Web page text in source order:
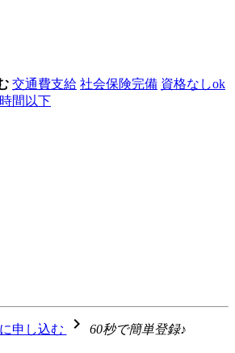
交通費支給 社会保険完備 資格なしok
間以下
申し込む navigate_next 60秒で簡単登録♪